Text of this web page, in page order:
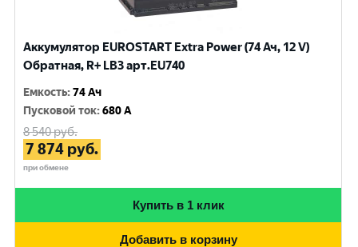
Аккумулятор EUROSTART Extra Power (74 Ач, 12 V)
Обратная, R+ LB3 арт.EU740
Емкость:74 Ач
Пусковой ток:680 A
8 540руб.
7 874 руб.
при обмене
Купить в 1 клик
Добавить в корзину